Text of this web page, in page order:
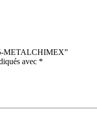
METALCHIMEX”
avec *